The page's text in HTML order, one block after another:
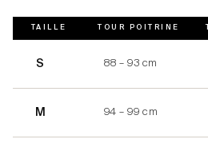
TAILLE TOUR POITRINE
S 88 – 93 cm
M 94 – 99 cm